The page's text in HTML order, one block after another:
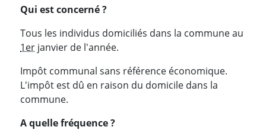
Qui est concerné ?
Tous les individus domiciliés dans la commune au
1er janvier de l'année.
Impôt communal sans référence économique.
L'impôt est dû en raison du domicile dans la
commune.
A quelle fréquence ?